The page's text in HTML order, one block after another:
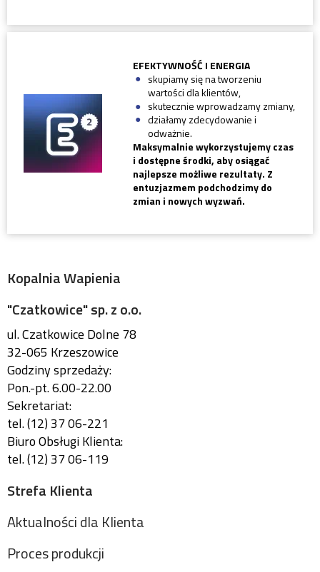
EFEKTYWNOŚĆ I ENERGIA
skupiamy się na tworzeniu
wartości dla klientów,
skutecznie wprowadzamy zmiany,
działamy zdecydowanie i
odważnie.
Maksymalnie wykorzystujemy czas
i dostępne środki, aby osiągać
najlepsze możliwe rezultaty. Z
entuzjazmem podchodzimy do
zmian i nowych wyzwań.
Kopalnia Wapienia
"Czatkowice" sp. z o.o.
ul. Czatkowice Dolne 78
32-065 Krzeszowice
Godziny sprzedaży:
Pon.-pt. 6.00-22.00
Sekretariat:
tel. (12) 37 06-221
Biuro Obsługi Klienta:
tel. (12) 37 06-119
Strefa Klienta
Aktualności dla Klienta
Proces produkcji